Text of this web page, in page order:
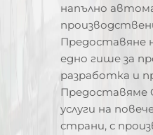
напълно
Предоставяне
едно гише за
разработка и
Предоставяме
услуги на
страни, с